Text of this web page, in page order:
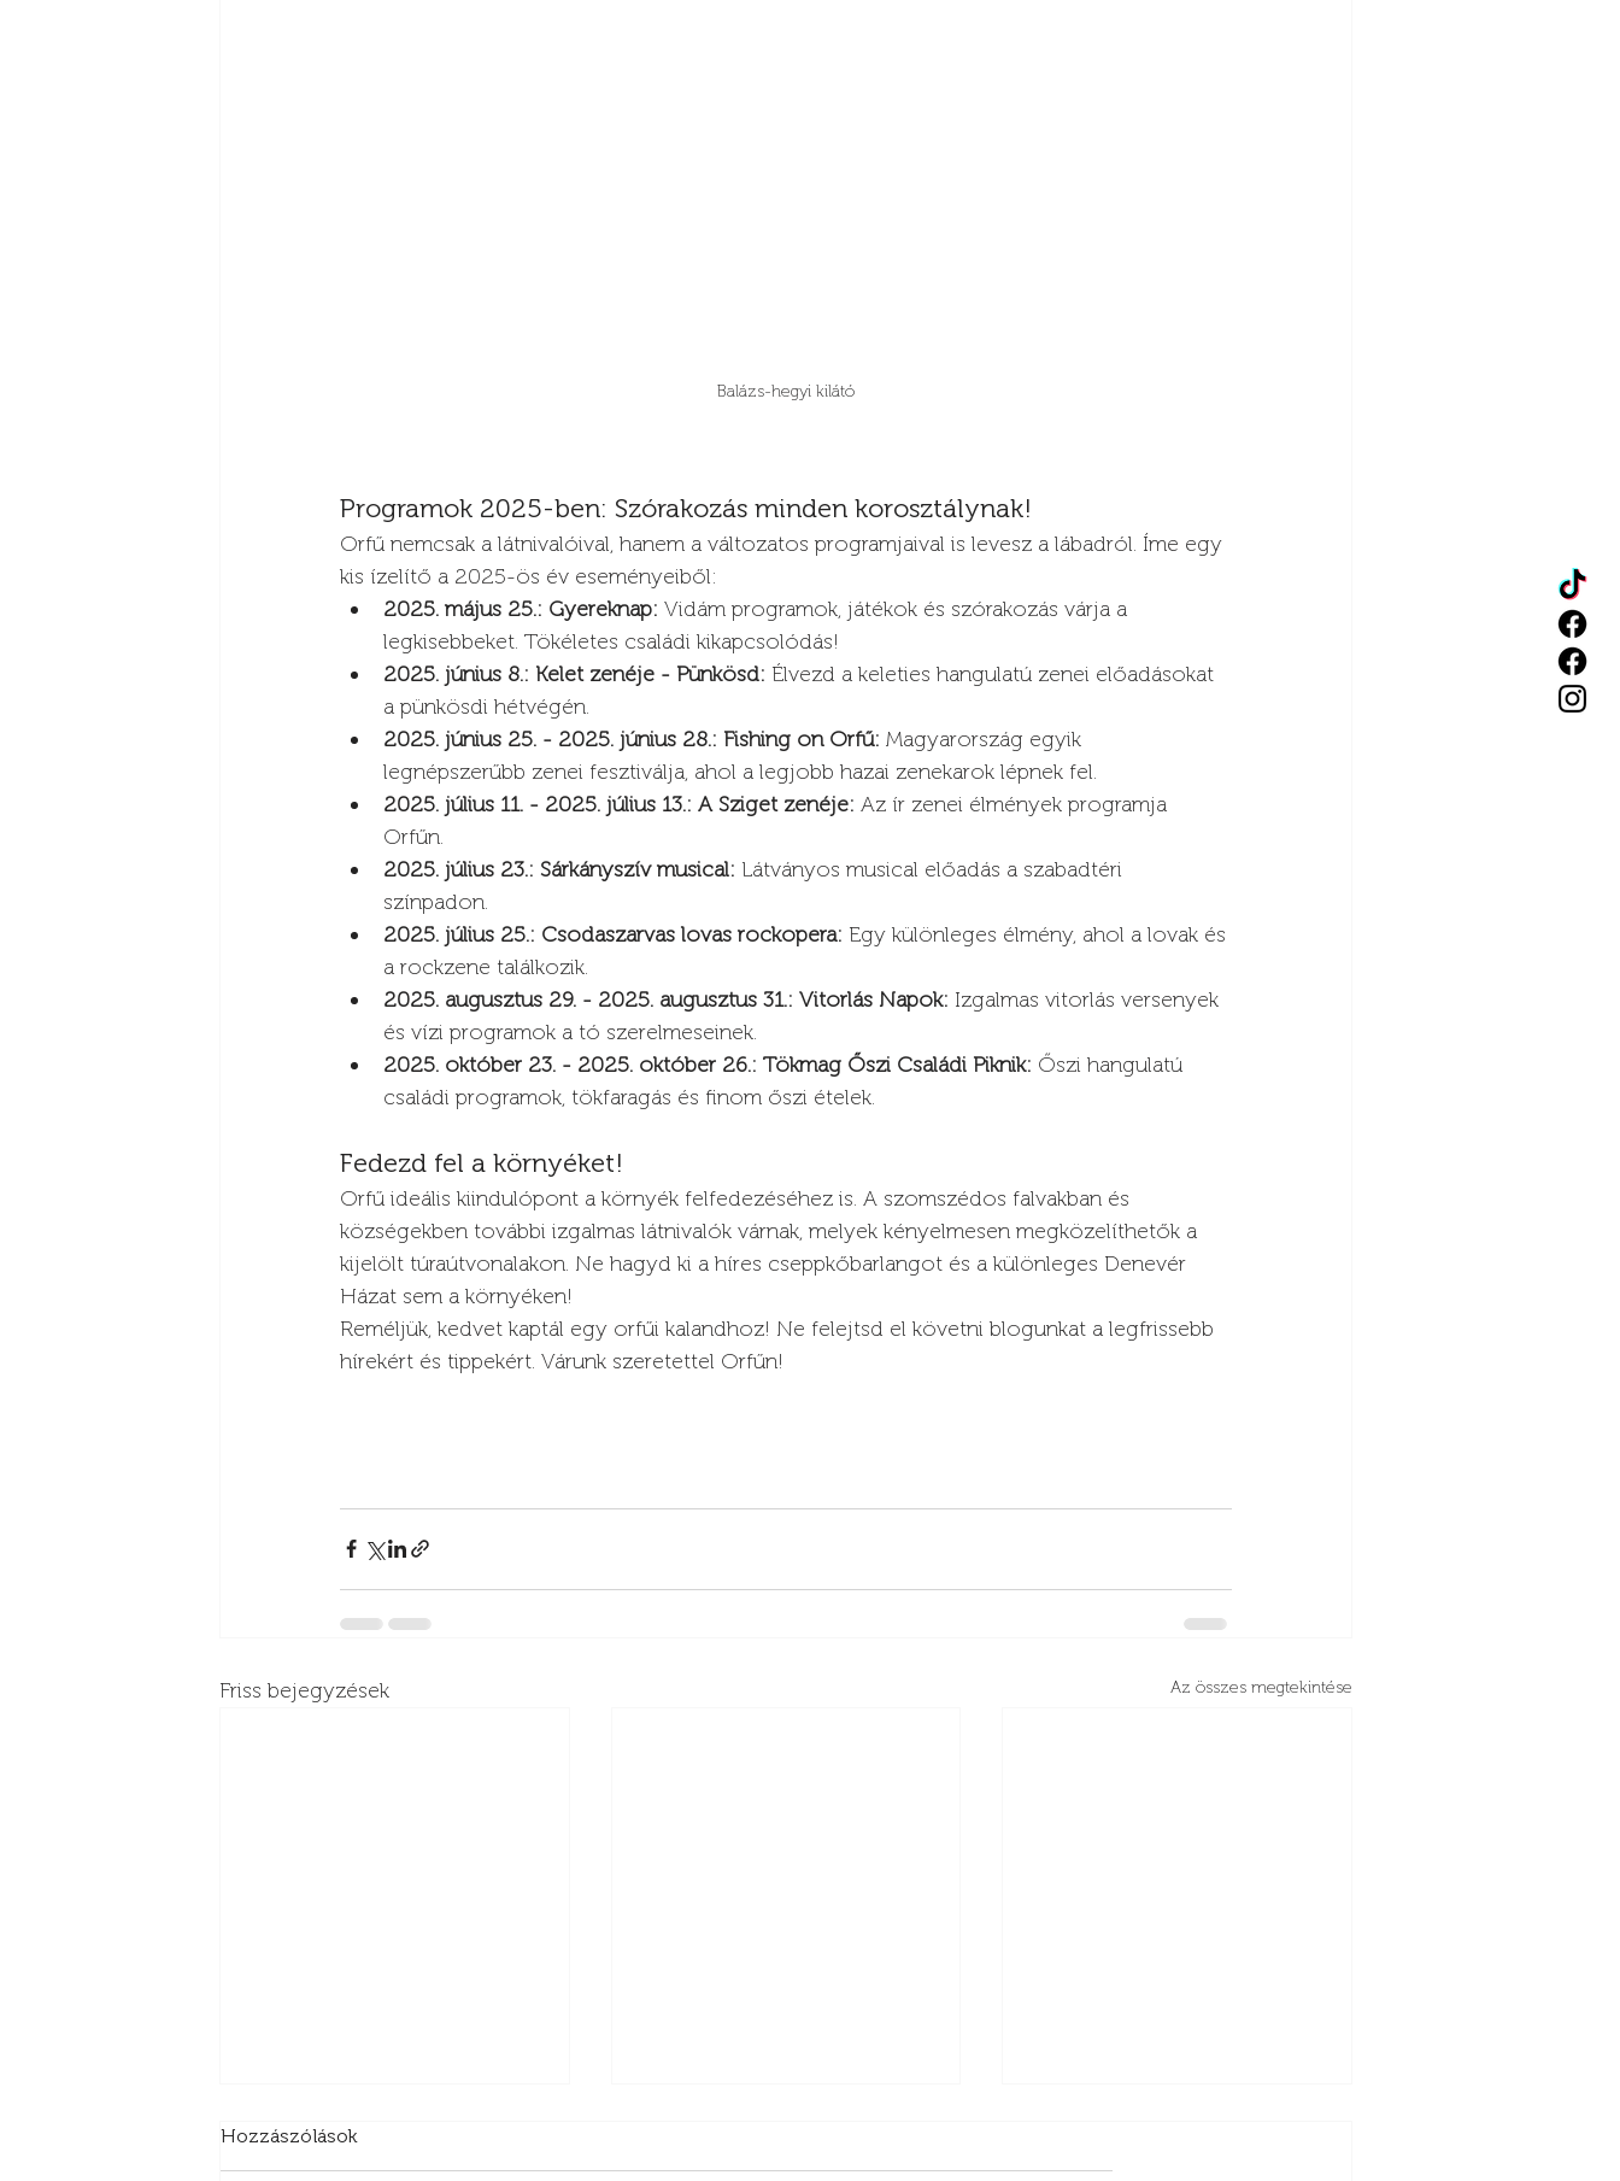
Balázs-hegyi kilátó
Programok 2025-ben: Szórakozás minden korosztálynak!
Orfű nemcsak a látnivalóival, hanem a változatos programjaival is levesz a lábadról. Íme egy
kis ízelítő a 2025-ös év eseményeiből:
2025. május 25.: Gyereknap: Vidám programok, játékok és szórakozás várja a
legkisebbeket. Tökéletes családi kikapcsolódás!
2025. június 8.: Kelet zenéje - Pünkösd: Élvezd a keleties hangulatú zenei előadásokat
a pünkösdi hétvégén.
2025. június 25. - 2025. június 28.: Fishing on Orfű: Magyarország egyik
legnépszerűbb zenei fesztiválja, ahol a legjobb hazai zenekarok lépnek fel.
2025. július 11. - 2025. július 13.: A Sziget zenéje: Az ír zenei élmények programja
Orfűn.
2025. július 23.: Sárkányszív musical: Látványos musical előadás a szabadtéri
színpadon.
2025. július 25.: Csodaszarvas lovas rockopera: Egy különleges élmény, ahol a lovak és
a rockzene találkozik.
2025. augusztus 29. - 2025. augusztus 31.: Vitorlás Napok: Izgalmas vitorlás versenyek
és vízi programok a tó szerelmeseinek.
2025. október 23. - 2025. október 26.: Tökmag Őszi Családi Piknik: Őszi hangulatú
családi programok, tökfaragás és finom őszi ételek.
Fedezd fel a környéket!
Orfű ideális kiindulópont a környék felfedezéséhez is. A szomszédos falvakban és
községekben további izgalmas látnivalók várnak, melyek kényelmesen megközelíthetők a
kijelölt túraútvonalakon. Ne hagyd ki a híres cseppkőbarlangot és a különleges Denevér
Házat sem a környéken!
Reméljük, kedvet kaptál egy orfűi kalandhoz! Ne felejtsd el követni blogunkat a legfrissebb
hírekért és tippekért. Várunk szeretettel Orfűn!
Friss bejegyzések Az összes megtekintése
Hozzászólások